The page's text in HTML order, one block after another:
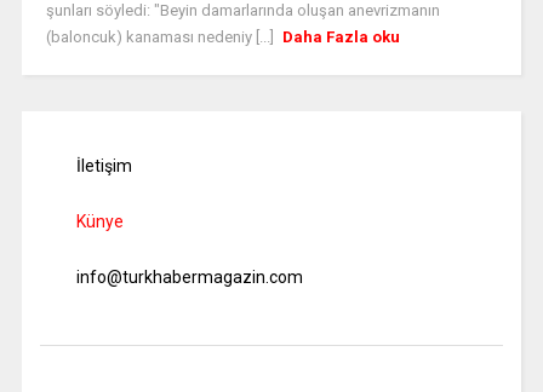
şunları söyledi: "Beyin damarlarında oluşan anevrizmanın
(baloncuk) kanaması nedeniy [...]
Daha Fazla oku
İletişim
Künye
info@turkhabermagazin.com